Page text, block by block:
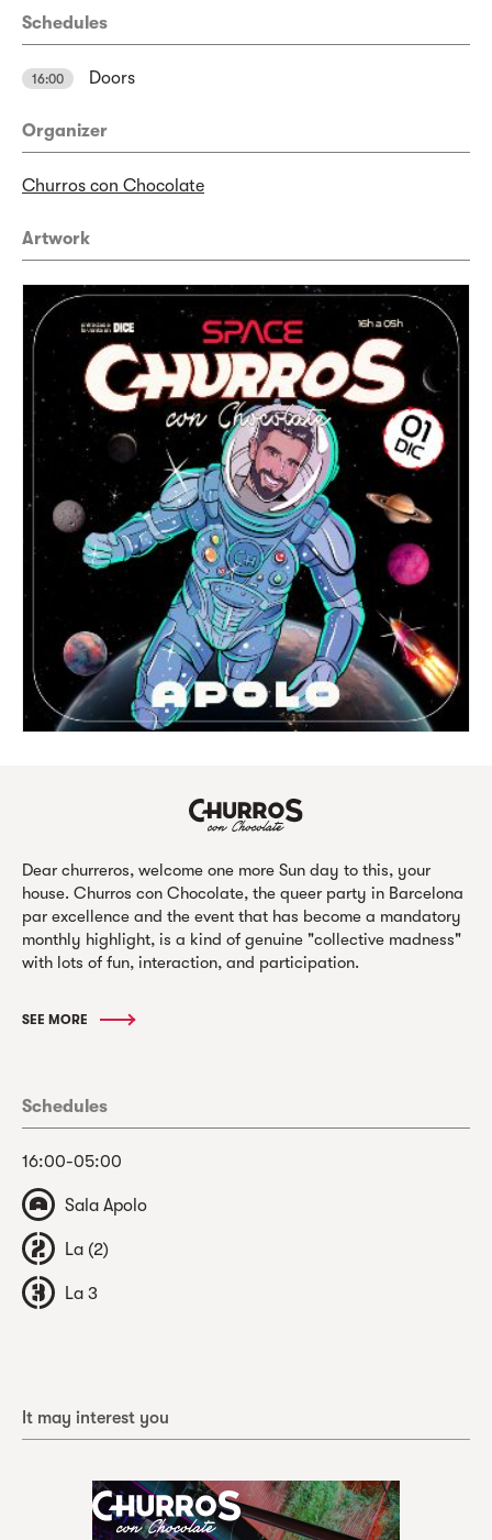
Schedules
16:00 Doors
Organizer
Churros con Chocolate
Artwork
Dear churreros, welcome one more Sun day to this, your
house. Churros con Chocolate, the queer party in Barcelona
par excellence and the event that has become a mandatory
monthly highlight, is a kind of genuine "collective madness"
with lots of fun, interaction, and participation.
SEE MORE
Schedules
16:00-05:00
Sala Apolo
La (2)
La 3
It may interest you